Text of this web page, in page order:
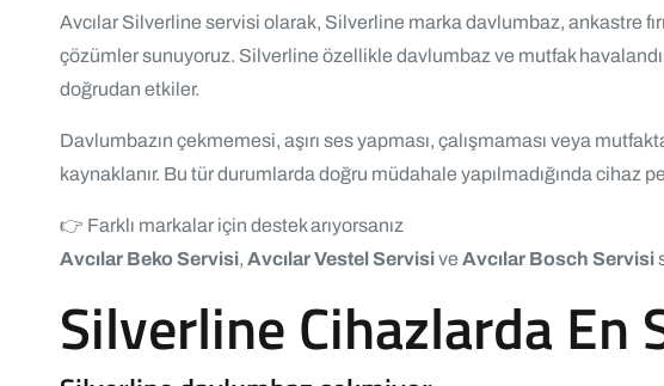
Avcılar Silverline servisi olarak, Silverline marka davlumbaz, ankastre
çözümler sunuyoruz. Silverline özellikle davlumbaz ve mutfak
doğrudan etkiler.
Davlumbazın çekmemesi, aşırı ses yapması, çalışmaması veya
kaynaklanır. Bu tür durumlarda doğru müdahale yapılmadığında cihaz
👉 Farklı markalar için destek arıyorsanız
Avcılar Beko Servisi, Avcılar Vestel Servisive Avcılar Bosch Servisi
Silverline Cihazlarda En